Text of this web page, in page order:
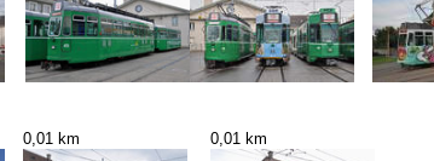
0,01 km 0,01 km